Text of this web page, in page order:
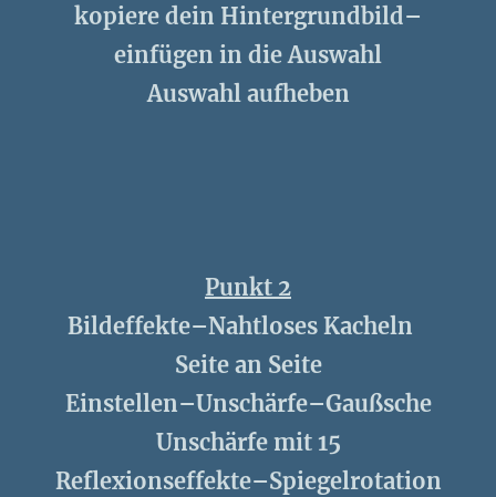
kopiere dein Hintergrundbild–
einfügen in die Auswahl
Auswahl aufheben
Punkt 2
Bildeffekte–Nahtloses Kacheln
Seite an Seite
Einstellen–Unschärfe–Gaußsche
Unschärfe mit 15
Reflexionseffekte–Spiegelrotation